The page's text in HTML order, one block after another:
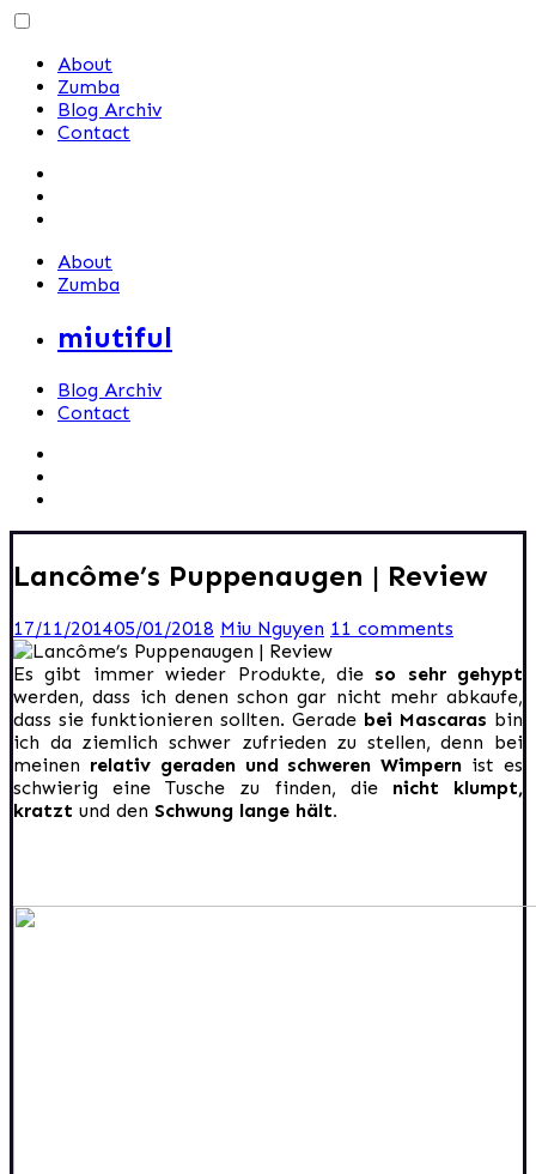
Skip
contentAbout
Zumba
Blog Archiv
Contact
About
Zumba
miutiful
Blog Archiv
Contact
Lancôme’s Puppenaugen | Review
17/11/201405/01/2018 Miu Nguyen 11 comments
Es gibt immer wieder Produkte, die so sehr gehypt
werden, dass ich denen schon gar nicht mehr abkaufe,
dass sie funktionieren sollten. Gerade bei Mascaras bin
ich da ziemlich schwer zufrieden zu stellen, denn bei
meinen relativ geraden und schweren Wimpern ist es
schwierig eine Tusche zu finden, dienicht klumpt,
kratzt und den Schwung lange hält.